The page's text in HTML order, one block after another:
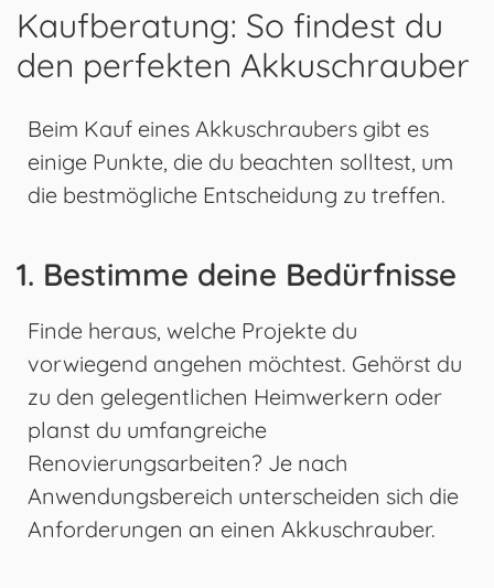
Kaufberatung: So findest du
den perfekten Akkuschrauber
Beim Kauf eines Akkuschraubers gibt es
einige Punkte, die du beachten solltest, um
die bestmögliche Entscheidung zu treffen.
1. Bestimme deine Bedürfnisse
Finde heraus, welche Projekte du
vorwiegend angehen möchtest. Gehörst du
zu den gelegentlichen Heimwerkern oder
planst du umfangreiche
Renovierungsarbeiten? Je nach
Anwendungsbereich unterscheiden sich die
Anforderungen an einen Akkuschrauber.